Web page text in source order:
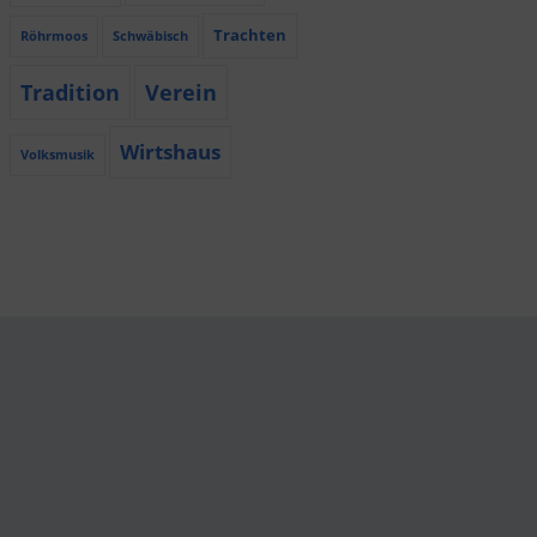
Röhrmoos Schwäbisch Trachten
Tradition Verein
Volksmusik Wirtshaus